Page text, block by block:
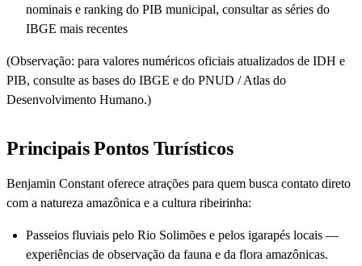
nominais e ranking do PIB municipal, consultar as séries do
IBGE mais recentes
(Observação: para valores numéricos oficiais atualizados de IDH e
PIB, consulte as bases do IBGE e do PNUD / Atlas do
Desenvolvimento Humano.)
Principais Pontos Turísticos
Benjamin Constant oferece atrações para quem busca contato direto
com a natureza amazônica e a cultura ribeirinha:
Passeios fluviais pelo Rio Solimões e pelos igarapés locais —
experiências de observação da fauna e da flora amazônicas.